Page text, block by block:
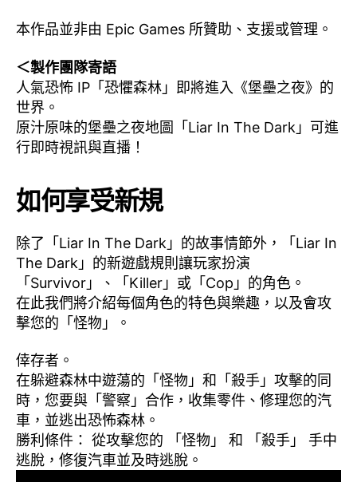
本作品並非由 Epic Games 所贊助、支援或管理。
＜製作團隊寄語
人氣恐怖 IP「恐懼森林」即將進入《堡壘之夜》的
世界。
原汁原味的堡壘之夜地圖「Liar In The Dark」可進
行即時視訊與直播！
如何享受新規
除了「Liar In The Dark」的故事情節外，「Liar In
The Dark」的新遊戲規則讓玩家扮演
「Survivor」、「Killer」或「Cop」的角色。
在此我們將介紹每個角色的特色與樂趣，以及會攻
擊您的「怪物」。
倖存者。
在躲避森林中遊蕩的「怪物」和「殺手」攻擊的同
時，您要與「警察」合作，收集零件、修理您的汽
車，並逃出恐怖森林。
勝利條件： 從攻擊您的 「怪物」 和 「殺手」 手中
逃脫，修復汽車並及時逃脫。